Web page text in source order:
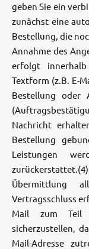
geben Sie ein
zunächst eine
Bestellung, die
Annahme des
erfolgt
Textform (z.B. E-
Bestellung oder
Nachricht
Bestellung
Leistungen
zurückerstattet.
Übermittlung
Vertragsschluss
Mail zum Teil
sicherzustellen,
Mail-Adresse